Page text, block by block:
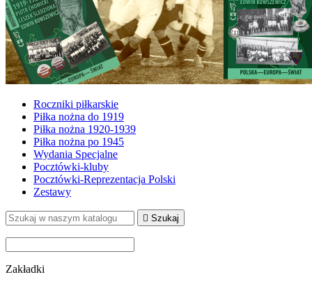
Roczniki piłkarskie
Piłka nożna do 1919
Piłka nożna 1920-1939
Piłka nożna po 1945
Wydania Specjalne
Pocztówki-kluby
Pocztówki-Reprezentacja Polski
Zestawy
 Szukaj
Zakładki